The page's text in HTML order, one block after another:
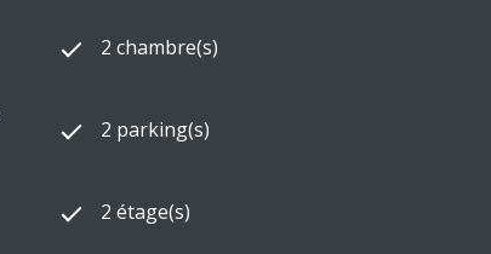
2 chambre(s)
2 parking(s)
2 étage(s)